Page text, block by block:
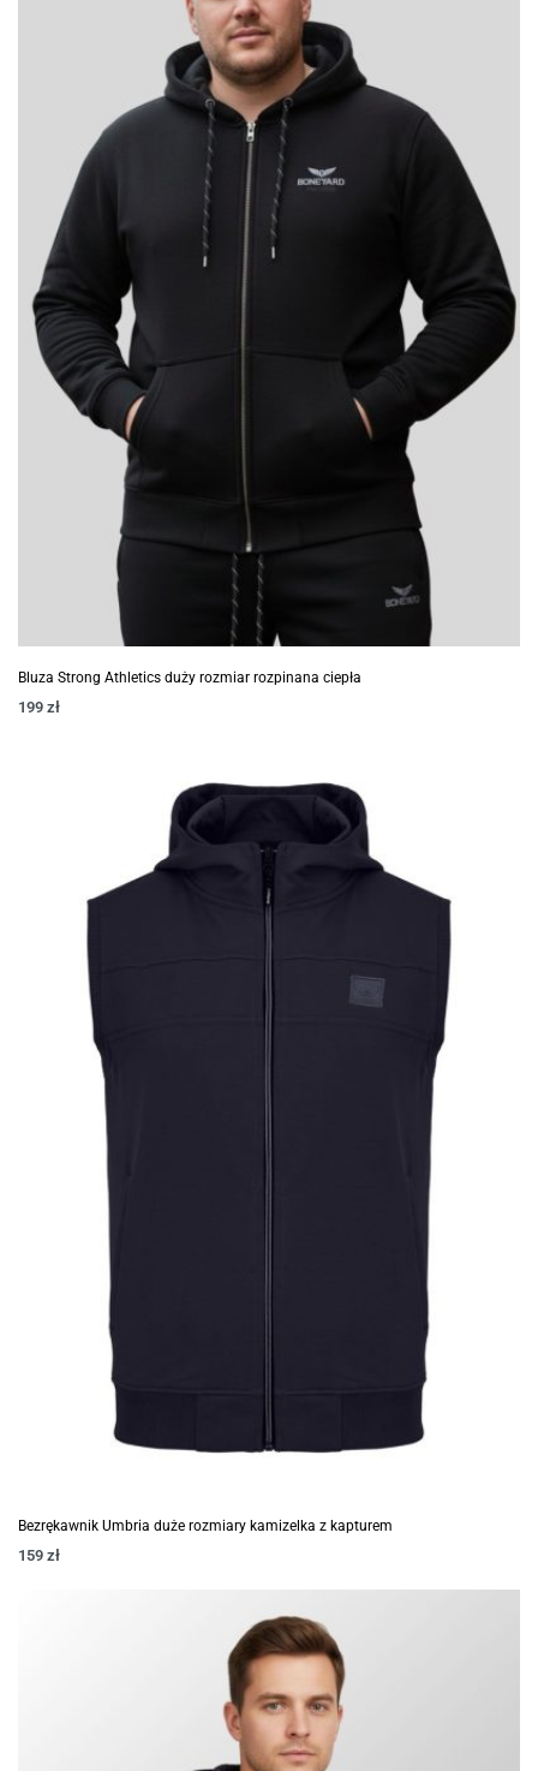
Bluza Strong Athletics duży rozmiar rozpinana ciepła
199 zł
Bezrękawnik Umbria duże rozmiary kamizelka z kapturem
159 zł